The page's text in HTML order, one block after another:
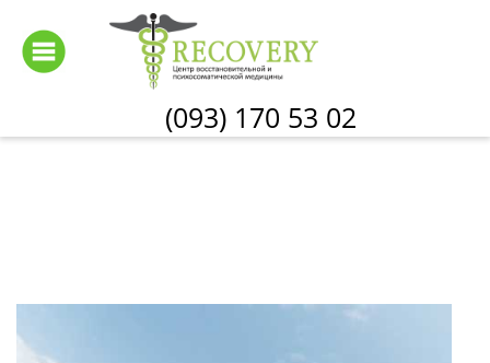
основному
(093) 170 53 02